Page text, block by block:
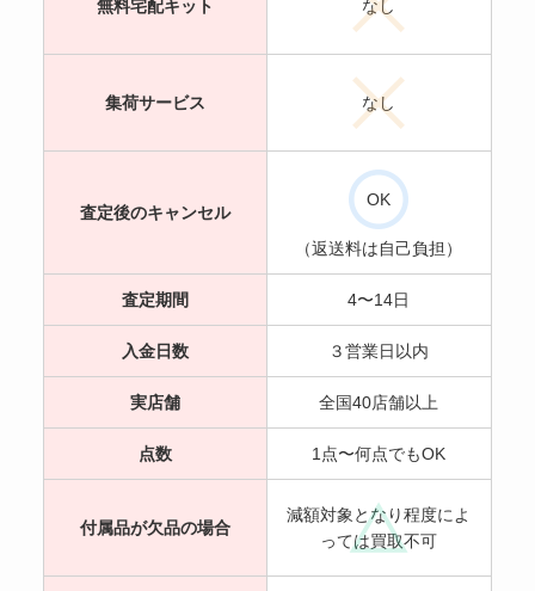
無料宅配キット なし
集荷サービス なし
査定後のキャンセル
OK
（返送料は自己負担）
査定期間 4〜14日
入金日数 ３営業日以内
実店舗 全国40店舗以上
点数 1点〜何点でもOK
付属品が欠品の場合
減額対象となり程度によ
っては買取不可